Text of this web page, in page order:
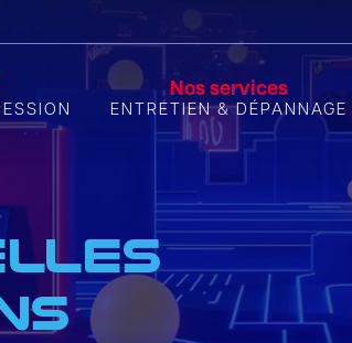
Nos services
ENTRETIEN & DÉPANNAGE